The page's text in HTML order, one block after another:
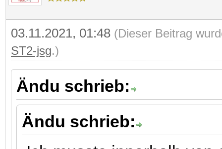
03.11.2021, 01:48 (Dieser Beitrag
ST2-jsg.)
Ändu schrieb:
Ändu schrieb: